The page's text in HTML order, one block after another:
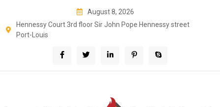
content
August 8, 2026
Hennessy Court 3rd floor Sir John Pope Hennessy street
Port-Louis